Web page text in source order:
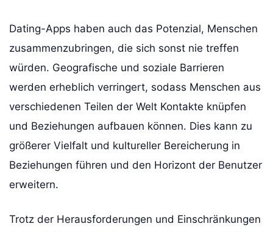
Dating-Apps haben auch das Potenzial, Menschen
zusammenzubringen, die sich sonst nie treffen
würden. Geografische und soziale Barrieren
werden erheblich verringert, sodass Menschen aus
verschiedenen Teilen der Welt Kontakte knüpfen
und Beziehungen aufbauen können. Dies kann zu
größerer Vielfalt und kultureller Bereicherung in
Beziehungen führen und den Horizont der Benutzer
erweitern.
Trotz der Herausforderungen und Einschränkungen